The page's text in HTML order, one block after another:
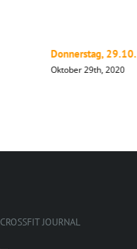
Donnerstag, 29.10.
Oktober 29th, 2020
CROSSFIT JOURNAL